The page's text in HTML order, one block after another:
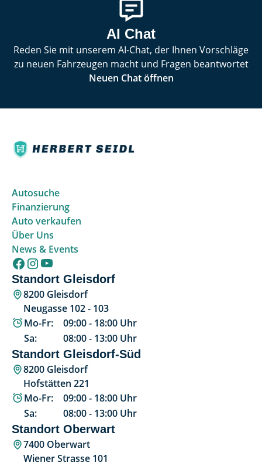
AI Chat
Reden Sie mit unserem AI-Chat, der Ihnen Vorschläge
zu neuen Fahrzeugen macht und Fragen beantwortet
Neuen Chat öffnen
Autosuche
Finanzierung
Auto verkaufen
Über Uns
News & Events
Standort Gleisdorf
8200 Gleisdorf
Neugasse 102 - 103
Mo-Fr:
09:00- 18:00 Uhr
Sa:
08:00- 13:00 Uhr
Standort Gleisdorf-Süd
8200 Gleisdorf
Hofstätten 221
Mo-Fr:
09:00- 18:00 Uhr
Sa:
08:00- 13:00 Uhr
Standort Oberwart
7400 Oberwart
Wiener Strasse 101